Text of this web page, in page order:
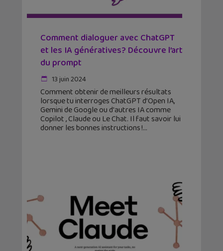
Comment dialoguer avec ChatGPT
et les IA génératives? Découvre l’art
du prompt
13 juin 2024
Comment obtenir de meilleurs résultats
lorsque tu interroges ChatGPT d’Open IA,
Gemini de Google ou d'autres IA comme
Copilot , Claude ou Le Chat. Il faut savoir lui
donner les bonnes instructions !